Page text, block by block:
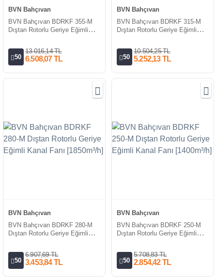
BVN Bahçıvan
BVN Bahçıvan BDRKF 355-M
Dıştan Rotorlu Geriye Eğimli
50
13.016,14 TL
6.508,07 TL
BVN Bahçıvan
BVN Bahçıvan BDRKF 315-M
Dıştan Rotorlu Geriye Eğimli
50
10.504,25 TL
5.252,13 TL
BVN Bahçıvan
BVN Bahçıvan BDRKF 280-M
Dıştan Rotorlu Geriye Eğimli
50
6.907,69 TL
3.453,84 TL
BVN Bahçıvan
BVN Bahçıvan BDRKF 250-M
Dıştan Rotorlu Geriye Eğimli
50
5.708,83 TL
2.854,42 TL